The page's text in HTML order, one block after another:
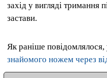
захід у вигляді тримання
застави.
Як раніше повідомлялося,
знайомого ножем через